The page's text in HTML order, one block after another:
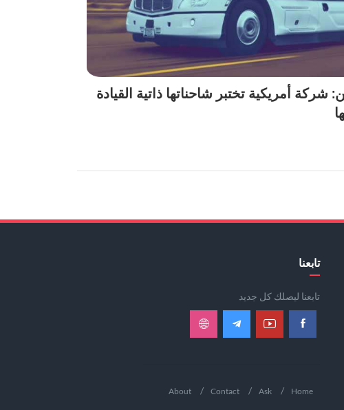
أمريكية تختبر شاحناتها ذاتية القيادة
تابعنا
تابعنا ليصلك كل جديد
Home
Ask
Contact
About